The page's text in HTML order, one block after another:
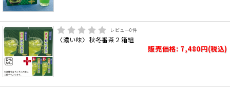
レビュー0件
〈濃い味〉秋冬番茶２箱組
販売価格: 7,480円(税込)